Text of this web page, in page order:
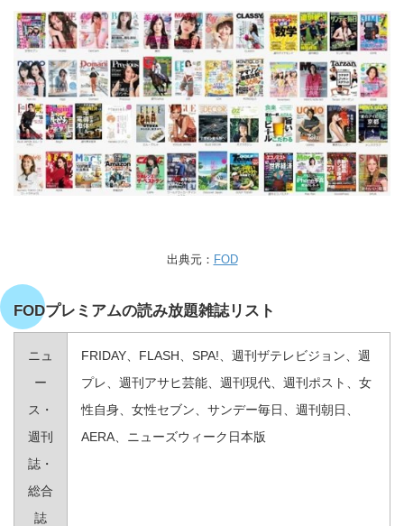
出典元： FOD
FODプレミアムの読み放題雑誌リスト
ニュ
ー
ス・
週刊
誌・
総合
誌
FRIDAY、FLASH、SPA!、週刊ザテレビジョン、週
プレ、週刊アサヒ芸能、週刊現代、週刊ポスト、女
性自身、女性セブン、サンデー毎日、週刊朝日、
AERA、ニューズウィーク日本版